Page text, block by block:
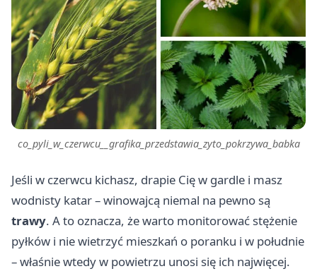
co_pyli_w_czerwcu__grafika_przedstawia_zyto_pokrzywa_babka
Jeśli w czerwcu kichasz, drapie Cię w gardle i masz
wodnisty katar – winowajcą niemal na pewno są
trawy. A to oznacza, że warto monitorować stężenie
pyłków i nie wietrzyć mieszkań o poranku i w południe
– właśnie wtedy w powietrzu unosi się ich najwięcej.